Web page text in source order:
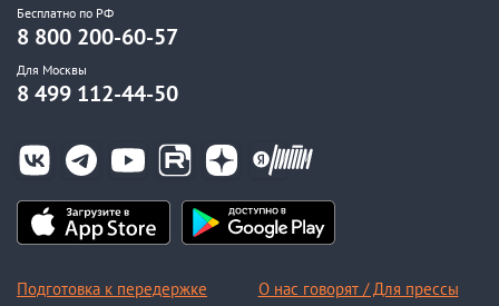
Бесплатно по РФ
8 800 200-60-57
Для Москвы
8 499 112-44-50
Подготовка к передержке
О нас говорят / Для прессы